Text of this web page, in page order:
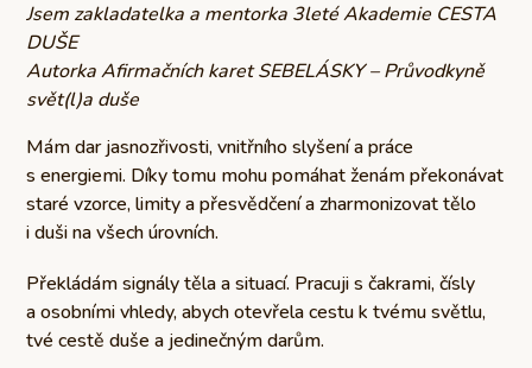
Jsem zakladatelka a mentorka 3leté Akademie CESTA
DUŠE
Autorka Afirmačních karet SEBELÁSKY –Průvodkyně
svět(l)a duše
Mám dar jasnozřivosti, vnitřního slyšení a práce
s energiemi. Díky tomu mohu pomáhat ženám překonávat
staré vzorce, limity a přesvědčení a zharmonizovat tělo
i duši na všech úrovních.
Překládám signály těla a situací. Pracuji s čakrami, čísly
a osobními vhledy, abych otevřela cestu k tvému světlu,
tvé cestě duše a jedinečným darům.